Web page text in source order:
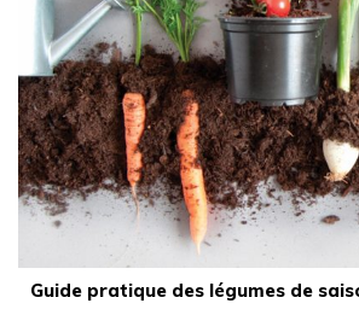
Guide pratique des légumes de